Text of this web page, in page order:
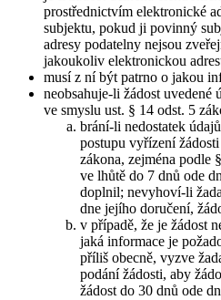
prostřednictvím elektronické
subjektu, pokud ji povinný
adresy podatelny nejsou
jakoukoliv elektronickou
musí z ní být patrno o jakou
neobsahuje-li žádost
ve smyslu ust. § 14 odst. 5
brání-li nedostatek
postupu vyřízení
zákona, zejména podle
ve lhůtě do 7 dnů ode
doplnil; nevyhoví-li
dne jejího doručení,
v případě, že je žádost
jaká informace je
příliš obecně, vyzve
podání žádosti, aby
žádost do 30 dnů ode